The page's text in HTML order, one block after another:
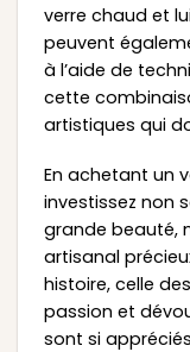
verre chaud et
peuvent
à l’aide de
cette
artistiques qui
En achetant un
investissez non
grande beauté,
artisanal
histoire, celle
passion et
sont si